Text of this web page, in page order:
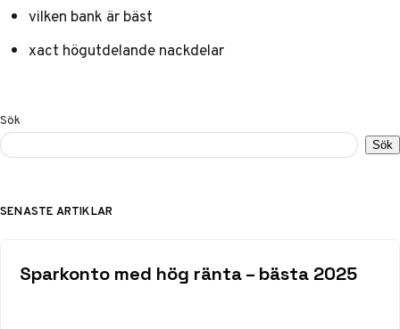
vilken bank är bäst
xact högutdelande nackdelar
Sök
Sök
SENASTE ARTIKLAR
Sparkonto med hög ränta – bästa 2025